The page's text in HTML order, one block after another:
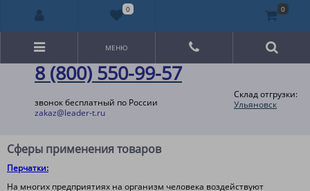
8 (800) 550-99-57
звонок бесплатный по России
zakaz@leader-t.ru
Склад отгрузки:
Ульяновск
МЕНЮ
Сферы применения товаров
Перчатки:
На многих предприятиях на организм человека воздействуют
0 0